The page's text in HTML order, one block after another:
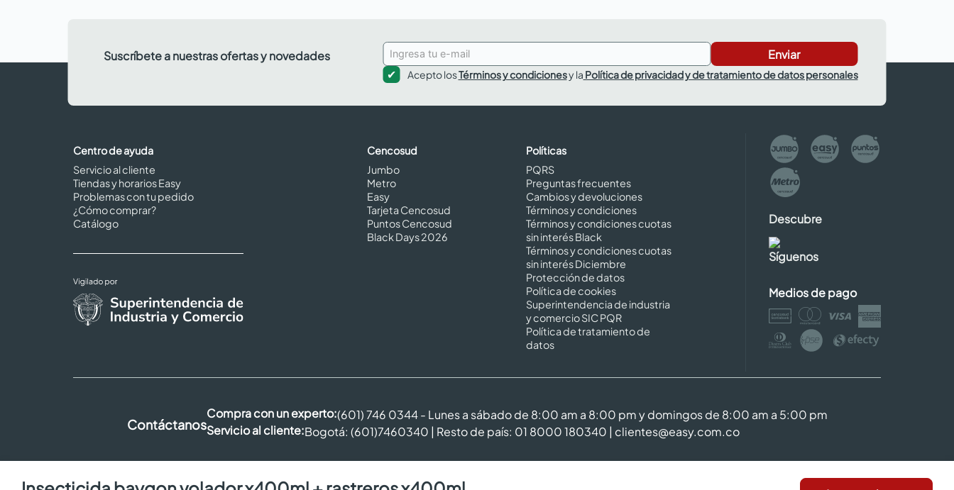
Suscríbete a nuestras ofertas y novedades Enviar
Acepto losTérminos y condicionesy la Política de privacidad y de tratamiento de datos personales
Centro de ayuda
Servicio al cliente
Tiendas y horarios Easy
Problemas con tu pedido
¿Cómo comprar?
Catálogo
Cencosud
Jumbo
Metro
Easy
Tarjeta Cencosud
Puntos Cencosud
Black Days 2026
Políticas
PQRS
Preguntas frecuentes
Cambios y devoluciones
Términos y condiciones
Términos y condiciones cuotas
sin interés Black
Términos y condiciones cuotas
sin interés Diciembre
Protección de datos
Política de cookies
Superintendencia de industria
y comercio SIC PQR
Política de tratamiento de
datos
Descubre
Síguenos
Medios de pago
Contáctanos
Compra con un experto:(601) 746 0344 - Lunes a sábado de 8:00 am a 8:00 pm y domingos de 8:00 am a 5:00 pm
Servicio al cliente:Bogotá: (601)7460340 | Resto de país: 01 8000 180340 | clientes@easy.com.co